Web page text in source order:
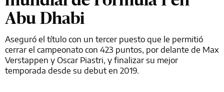
Abu Dhabi
Aseguró el título con un tercer puesto que le permitió
cerrar el campeonato con 423 puntos, por delante de Max
Verstappen y Oscar Piastri, y finalizar su mejor
temporada desde su debut en 2019.